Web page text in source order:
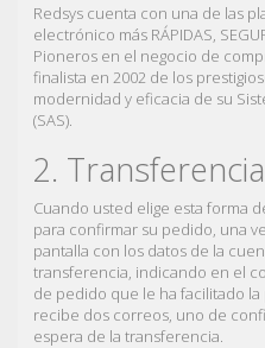
Redsys cuenta con una de las
electrónico más RÁPIDAS,
Pioneros en el negocio de
finalista en 2002 de los
modernidad y eficacia de su
(SAS).
2.
Cuando usted elige esta forma
para confirmar su pedido, una
pantalla con los datos de la
transferencia, indicando en el
de pedido que le ha facilitado la
recibe dos correos, uno de
espera de la transferencia.